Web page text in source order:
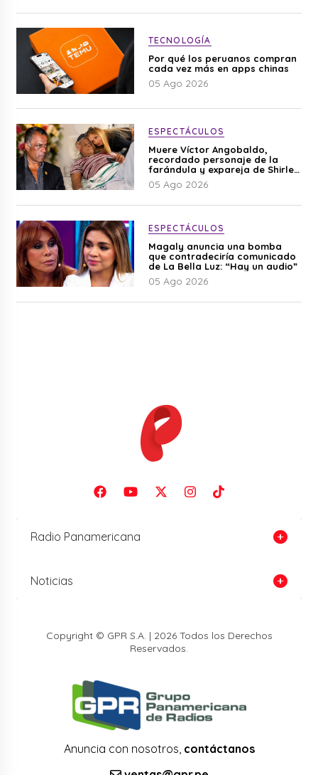
TECNOLOGÍA
Por qué los peruanos compran
cada vez más en apps chinas
05 Ago 2026
ESPECTÁCULOS
Muere Víctor Angobaldo,
recordado personaje de la
farándula y expareja de Shirley
Cherres
05 Ago 2026
ESPECTÁCULOS
Magaly anuncia una bomba
que contradeciría comunicado
de La Bella Luz: “Hay un audio”
05 Ago 2026
Radio Panamericana
Noticias
Copyright © GPR S.A. | 2026 Todos los Derechos
Reservados.
Anuncia con nosotros, contáctanos